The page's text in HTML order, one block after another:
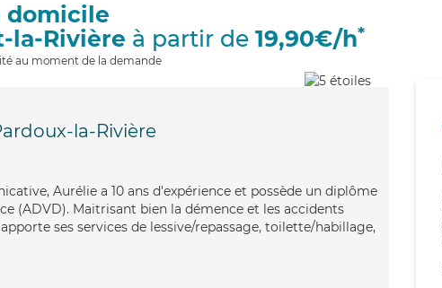
domicile
la-Rivière à partir de 19,90€/h*
au moment de la demande
la-Rivière
Aurélie a 10 ans d'expérience et possède un diplôme
(ADVD). Maitrisant bien la démence et les accidents
ses services de lessive/repassage, toilette/habillage,